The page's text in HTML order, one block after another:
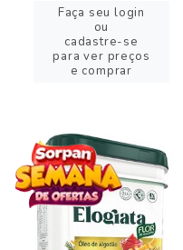
Faça seu login
ou
cadastre-se
para ver preços
e comprar